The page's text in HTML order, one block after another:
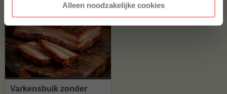
Alleen noodzakelijke cookies
Varkensbuik zonder